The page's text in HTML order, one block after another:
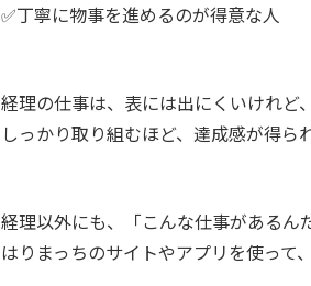
✅丁寧に物事を進めるのが得意な人
経理の仕事は、表には出にくいけれど
しっかり取り組むほど、達成感が得ら
経理以外にも、「こんな仕事があるん
はりまっちのサイトやアプリを使っ